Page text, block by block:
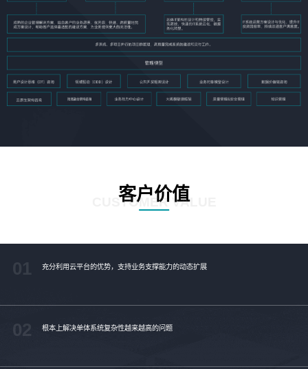
客户价值
CUSTOMER VALUE
充分利用云平台的优势，支持业务支撑能力的动态扩展
根本上解决单体系统复杂性越来越高的问题
02